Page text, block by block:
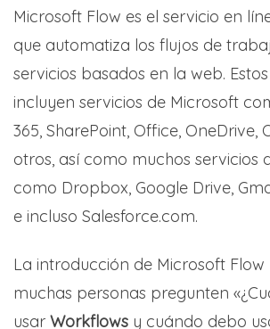
Microsoft Flow es el servicio en
que automatiza los flujos de
servicios basados ​​en la web.
incluyen servicios de Microsoft
365, SharePoint, Office, OneDrive,
otros, así como muchos servicios
como Dropbox, Google Drive,
e incluso Salesforce.com.
La introducción de Microsoft Flow
muchas personas pregunten
usar Workflows y cuándo debo